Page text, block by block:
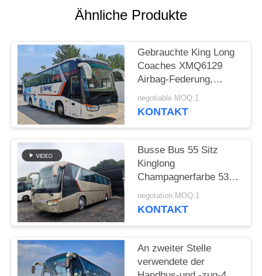
DATENSCHUTZRICHTLINIE
Ähnliche Produkte
Gebrauchte King Long
Coaches XMQ6129
Airbag-Federung,
Baujahr 2016, 55 Sitze,
2 Passagiertüren,
negotiable MOQ:1
KONTAKT
Busse Bus 55 Sitz
Kinglong
Champagnerfarbe 53
Sitzplätze XMQ6129
Euro 3 Emission
negotation MOQ:1
KONTAKT
An zweiter Stelle
verwendete der